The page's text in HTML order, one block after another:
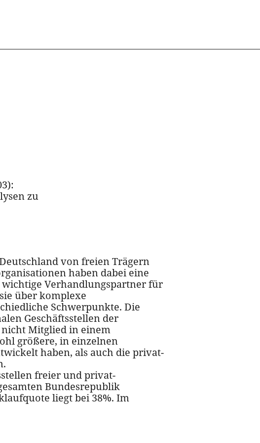
zu
von freien Trägern
haben dabei eine
wichtige Verhandlungspartner für
über komplexe
Schwerpunkte. Die
Geschäftsstellen der
Mitglied in einem
größere, in einzelnen
haben, als auch die privat-
freier und privat-
Bundesrepublik
liegt bei 38%. Im